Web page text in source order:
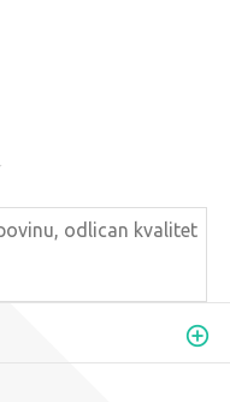
odlican kvalitet